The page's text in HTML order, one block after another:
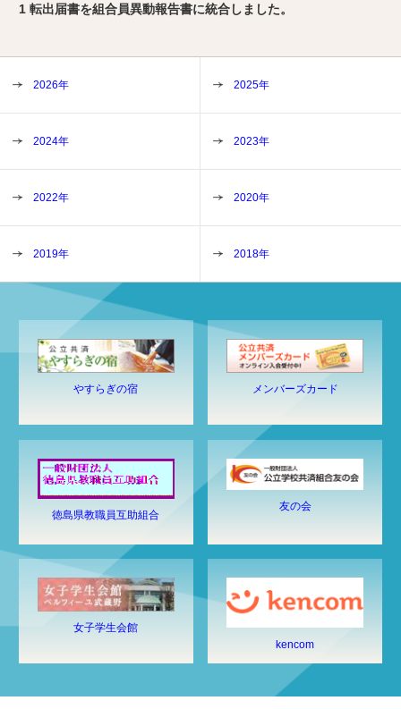
1 転出届書を組合員異動報告書に統合しました。
2026年 2025年
2024年 2023年
2022年 2020年
2019年 2018年
やすらぎの宿 メンバーズカード
徳島県教職員互助組合
友の会
女子学生会館
kencom